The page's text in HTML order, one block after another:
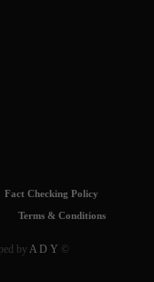
Fact Checking Policy
Terms & Conditions
© Copyright 2025. Designed and Developed by
A D Y